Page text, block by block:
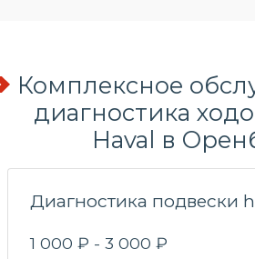
Комплексное
диагностика
Haval в
Диагностика подвески
1 000 ₽ - 3 000 ₽